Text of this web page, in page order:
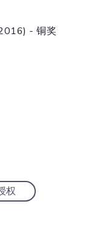
- 铜奖
权